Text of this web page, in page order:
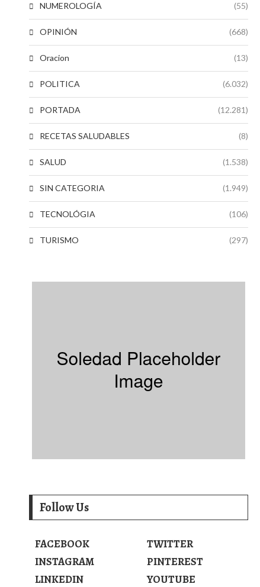
NUMEROLOGÍA (55)
OPINIÓN (668)
Oracion (13)
POLITICA (6.032)
PORTADA (12.281)
RECETAS SALUDABLES (8)
SALUD (1.538)
SIN CATEGORIA (1.949)
TECNOLÓGIA (106)
TURISMO (297)
Follow Us
FACEBOOK
TWITTER
INSTAGRAM
PINTEREST
LINKEDIN
YOUTUBE